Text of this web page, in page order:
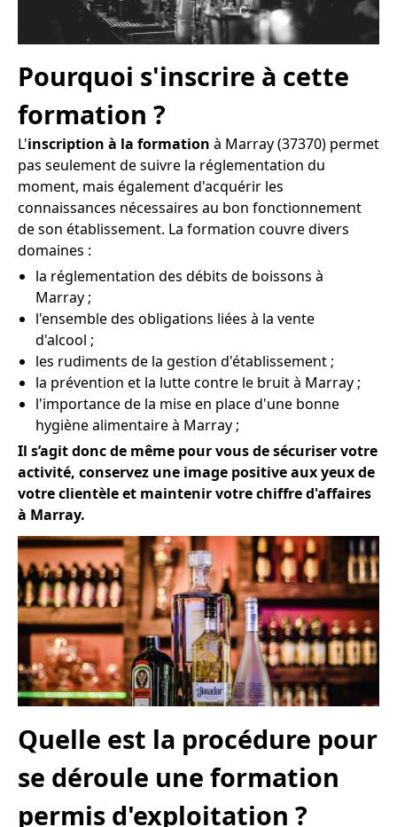
Pourquoi s'inscrire à cette
formation ?
L'inscription à la formation à Marray (37370) permet
pas seulement de suivre la réglementation du
moment, mais également d'acquérir les
connaissances nécessaires au bon fonctionnement
de son établissement. La formation couvre divers
domaines :
la réglementation des débits de boissons à
Marray ;
l'ensemble des obligations liées à la vente
d'alcool ;
les rudiments de la gestion d'établissement ;
la prévention et la lutte contre le bruit à Marray ;
l'importance de la mise en place d'une bonne
hygiène alimentaire à Marray ;
Il s’agit donc de même pour vous de sécuriser votre
activité, conservez une image positive aux yeux de
votre clientèle et maintenir votre chiffre d'affaires
à Marray.
Quelle est la procédure pour
se déroule une formation
permis d'exploitation ?